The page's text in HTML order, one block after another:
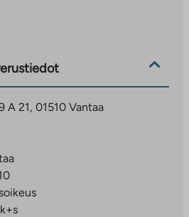
A 21, 01510 Vantaa